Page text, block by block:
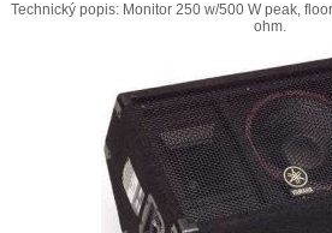
Technický popis: Monitor 250 w/500 W peak,
ohm.